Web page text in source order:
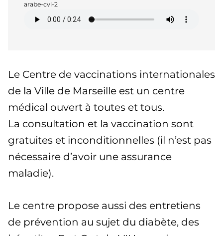
arabe-cvi-2
Le Centre de vaccinations internationales
de la Ville de Marseille est un centre
médical ouvert à toutes et tous.
La consultation et la vaccination sont
gratuites et inconditionnelles (il n’est pas
nécessaire d’avoir une assurance
maladie).
Le centre propose aussi des entretiens
de prévention au sujet du diabète, des